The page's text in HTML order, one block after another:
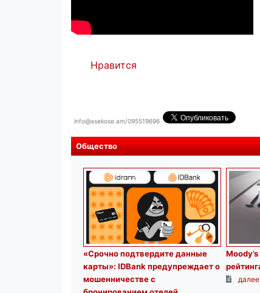
Нравится
info@asekose.am/095519696
Общество
«Срочно подтвердите данные
карты»: IDBank предупреждает о
мошенничестве с
далее